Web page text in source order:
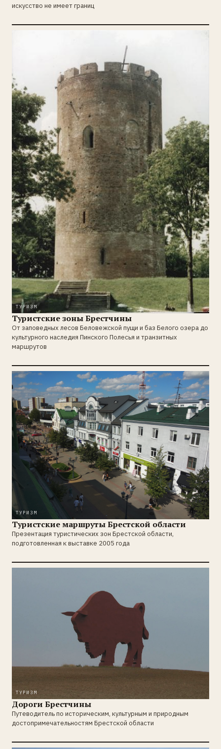
искусство не имеет границ
ТУРИЗМ
Туристские зоны Брестчины
От заповедных лесов Беловежской пущи и баз Белого озера до
культурного наследия Пинского Полесья и транзитных
маршрутов
ТУРИЗМ
Туристские маршруты Брестской области
Презентация туристических зон Брестской области,
подготовленная к выставке 2005 года
ТУРИЗМ
Дороги Брестчины
Путеводитель по историческим, культурным и природным
достопримечательностям Брестской области